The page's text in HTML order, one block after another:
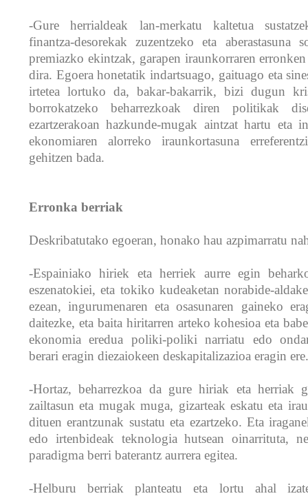
-Gure herrialdeak lan-merkatu kaltetua
finantza-desorekak zuzentzeko eta aberastasuna
premiazko ekintzak, garapen iraunkorraren
dira. Egoera honetatik indartsuago, gaituago eta
irtetea lortuko da, bakar-bakarrik, bizi dugun
borrokatzeko beharrezkoak diren politikak
ezartzerakoan hazkunde-mugak aintzat hartu eta
ekonomiaren alorreko iraunkortasuna
gehitzen bada.
Erronka berriak
Deskribatutako egoeran, honako hau azpimarratu
-Espainiako hiriek eta herriek aurre egin
eszenatokiei, eta tokiko kudeaketan norabide-
ezean, ingurumenaren eta osasunaren gaineko
daitezke, eta baita hiritarren arteko kohesioa eta
ekonomia eredua poliki-poliki narriatu edo
berari eragin diezaiokeen deskapitalizazioa eragin ere.
-Hortaz, beharrezkoa da gure hiriak eta herriak
zailtasun eta mugak muga, gizarteak eskatu eta
dituen erantzunak sustatu eta ezartzeko. Eta
edo irtenbideak teknologia hutsean oinarrituta,
paradigma berri baterantz aurrera egitea.
-Helburu berriak planteatu eta lortu ahal